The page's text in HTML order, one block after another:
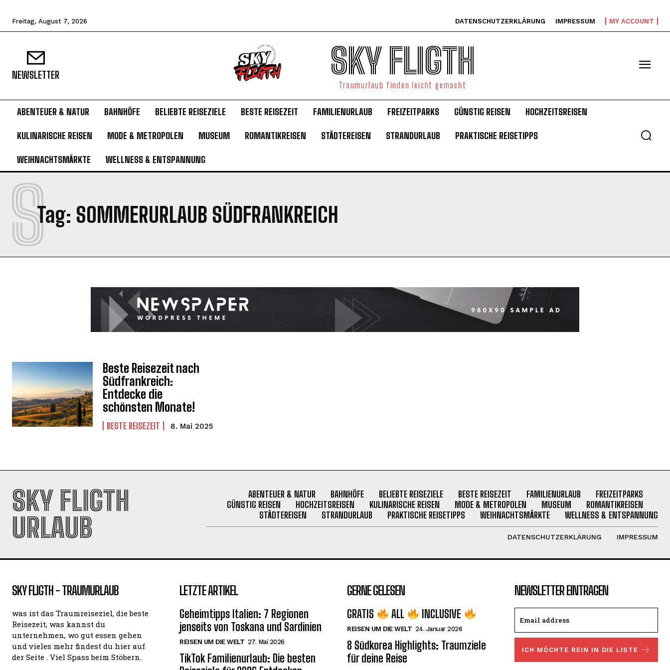
I WANT IN
Privacy Policy.
Freitag, August 7, 2026 DATENSCHUTZERKLÄRUNG IMPRESSUM MY ACCOUNT
NEWSLETTER SKY FLIGTH
Traumurlaub finden leicht gemacht
ABENTEUER & NATUR BAHNHÖFE BELIEBTE REISEZIELE BESTE REISEZEIT FAMILIENURLAUB FREIZEITPARKS GÜNSTIG REISEN HOCHZEITSREISEN
KULINARISCHE REISEN MODE & METROPOLEN MUSEUM ROMANTIKREISEN STÄDTEREISEN STRANDURLAUB PRAKTISCHE REISETIPPS
WEIHNACHTSMÄRKTE WELLNESS & ENTSPANNUNG
Tag: SOMMERURLAUB SÜDFRANKREICH
S
Beste Reisezeit nach
Südfrankreich:
Entdecke die
schönsten Monate!
BESTE REISEZEIT 8. Mai 2025
SKY FLIGTH
URLAUB
ABENTEUER & NATUR BAHNHÖFE BELIEBTE REISEZIELE BESTE REISEZEIT FAMILIENURLAUB
FREIZEITPARKS
GÜNSTIG REISEN
HOCHZEITSREISEN KULINARISCHE REISEN MODE & METROPOLEN MUSEUM
ROMANTIKREISEN
STÄDTEREISEN
STRANDURLAUB PRAKTISCHE REISETIPPS WEIHNACHTSMÄRKTE WELLNESS & ENTSPANNUNG
DATENSCHUTZERKLÄRUNG IMPRESSUM
SKY FLIGTH - TRAUMURLAUB
was ist das Traumreiseziel, die beste
Reisezeit, was kannst du
unternehmen, wo gut essen gehen
und vieles mehr findest du hier auf
der Seite . Viel Spass beim Stöbern.
LETZTE ARTIKEL
Geheimtipps Italien: 7 Regionen
jenseits von Toskana und Sardinien
REISEN UM DIE WELT 27. Mai 2026
TikTok Familienurlaub: Die besten
GERNE GELESEN
GRATIS ALL INCLUSIVE
REISEN UM DIE WELT 24. Januar 2026
8 Südkorea Highlights: Traumziele
für deine Reise
NEWSLETTER EINTRAGEN
ICH MÖCHTE REIN IN DIE LISTE